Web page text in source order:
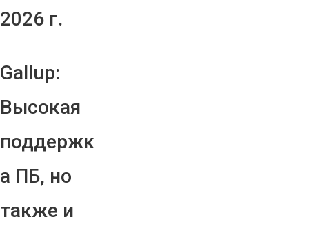
2026 г.
Gallup:
Высокая
поддержк
а ПБ, но
также и